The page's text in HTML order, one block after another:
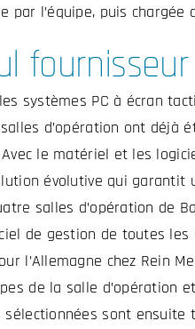
par l’équipe, puis
systèmes PC à écran
d’opération ont déjà
le matériel et les
évolutive qui garantit
salles d’opération de
de gestion de toutes les
l’Allemagne chez Rein
de la salle d’opération
sélectionnées sont